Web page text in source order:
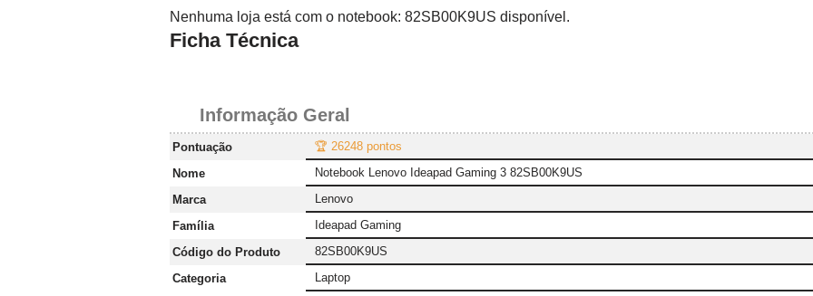
Nenhuma loja está com o notebook: 82SB00K9US disponível.
Ficha Técnica
Informação Geral
Pontuação
🏆 26248 pontos
Nome
Notebook Lenovo Ideapad Gaming 3 82SB00K9US
Marca
Lenovo
Família
Ideapad Gaming
Código do Produto
82SB00K9US
Categoria
Laptop